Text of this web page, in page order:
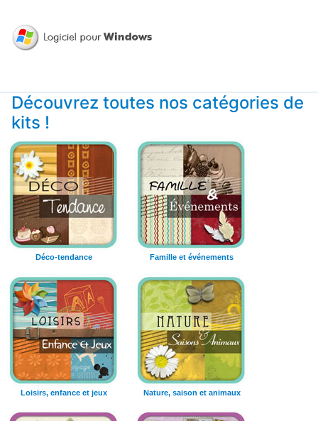
Découvrez toutes nos catégories de
kits !
Déco-tendance Famille et événements
Loisirs, enfance et jeux Nature, saison et animaux